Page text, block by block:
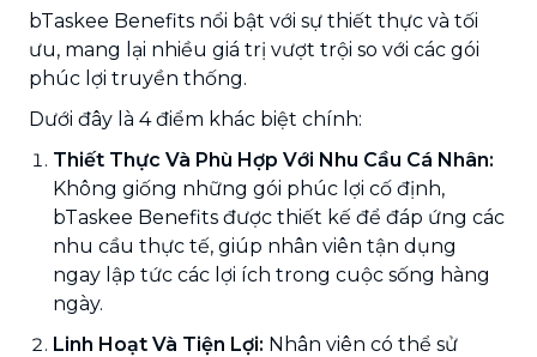
bTaskee Benefits nổi bật với sự thiết thực và tối
ưu, mang lại nhiều giá trị vượt trội so với các gói
phúc lợi truyền thống.
Dưới đây là 4 điểm khác biệt chính:
Thiết Thực Và Phù Hợp Với Nhu Cầu Cá Nhân:
Không giống những gói phúc lợi cố định,
bTaskee Benefits được thiết kế để đáp ứng các
nhu cầu thực tế, giúp nhân viên tận dụng
ngay lập tức các lợi ích trong cuộc sống hàng
ngày.
Linh Hoạt Và Tiện Lợi: Nhân viên có thể sử